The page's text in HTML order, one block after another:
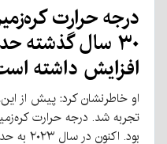
درجه حرارت
افزایش داشته